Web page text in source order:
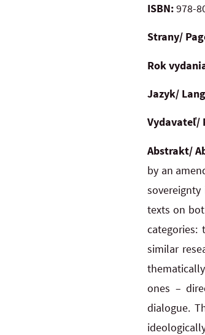
ISBN:978-
Strany/
Rok
Jazyk/
Vydavateľ/
Abstrakt/
by an
texts on
categories:
similar
ones –
dialogue.